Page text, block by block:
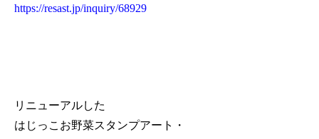
https://resast.jp/inquiry/68929
リニューアルした
はじっこお野菜スタンプアート・